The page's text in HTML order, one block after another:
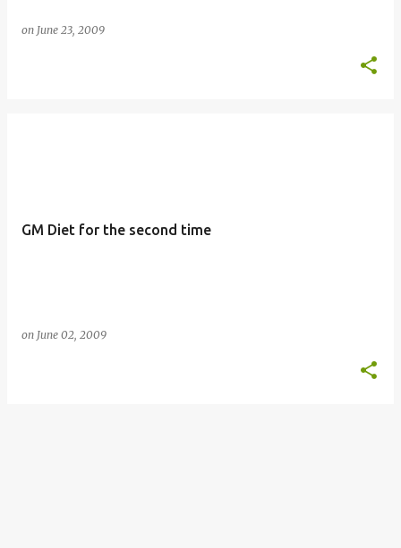
on June 23, 2009
GM Diet for the second time
on June 02, 2009